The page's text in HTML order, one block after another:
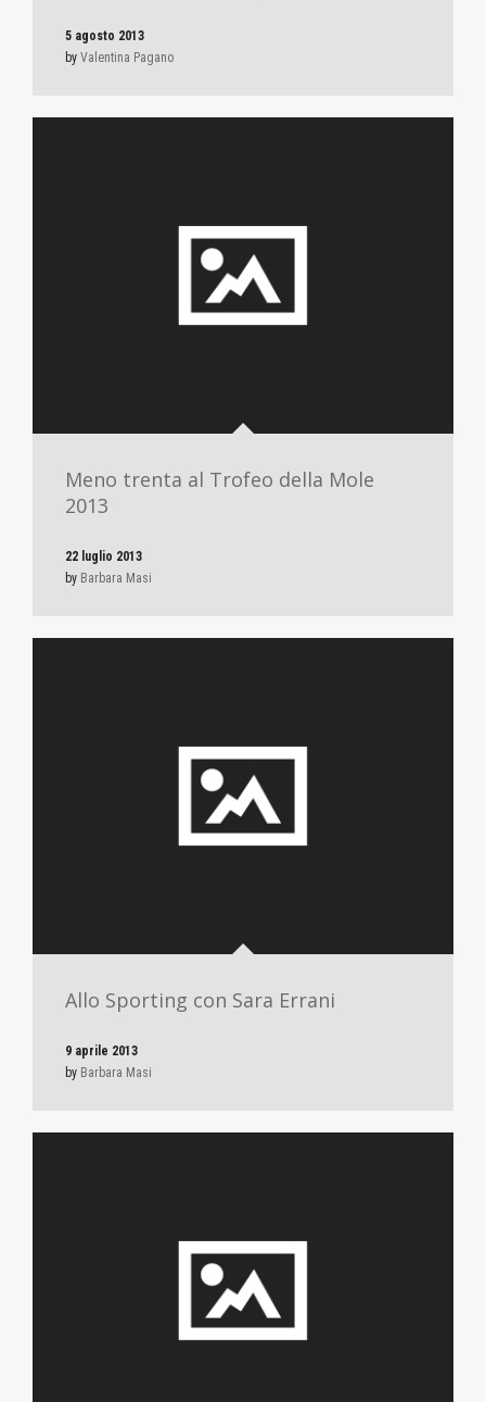
5 agosto 2013
by Valentina Pagano
Meno trenta al Trofeo della Mole
2013
22 luglio 2013
by Barbara Masi
Allo Sporting con Sara Errani
9 aprile 2013
by Barbara Masi